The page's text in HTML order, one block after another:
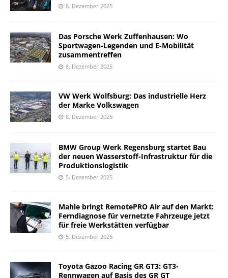
8. Dezember 2025
Das Porsche Werk Zuffenhausen: Wo
Sportwagen-Legenden und E-Mobilität
zusammentreffen
8. Dezember 2025
VW Werk Wolfsburg: Das industrielle Herz
der Marke Volkswagen
8. Dezember 2025
BMW Group Werk Regensburg startet Bau
der neuen Wasserstoff-Infrastruktur für die
Produktionslogistik
5. Dezember 2025
Mahle bringt RemotePRO Air auf den Markt:
Ferndiagnose für vernetzte Fahrzeuge jetzt
für freie Werkstätten verfügbar
5. Dezember 2025
Toyota Gazoo Racing GR GT3: GT3-
Rennwagen auf Basis des GR GT